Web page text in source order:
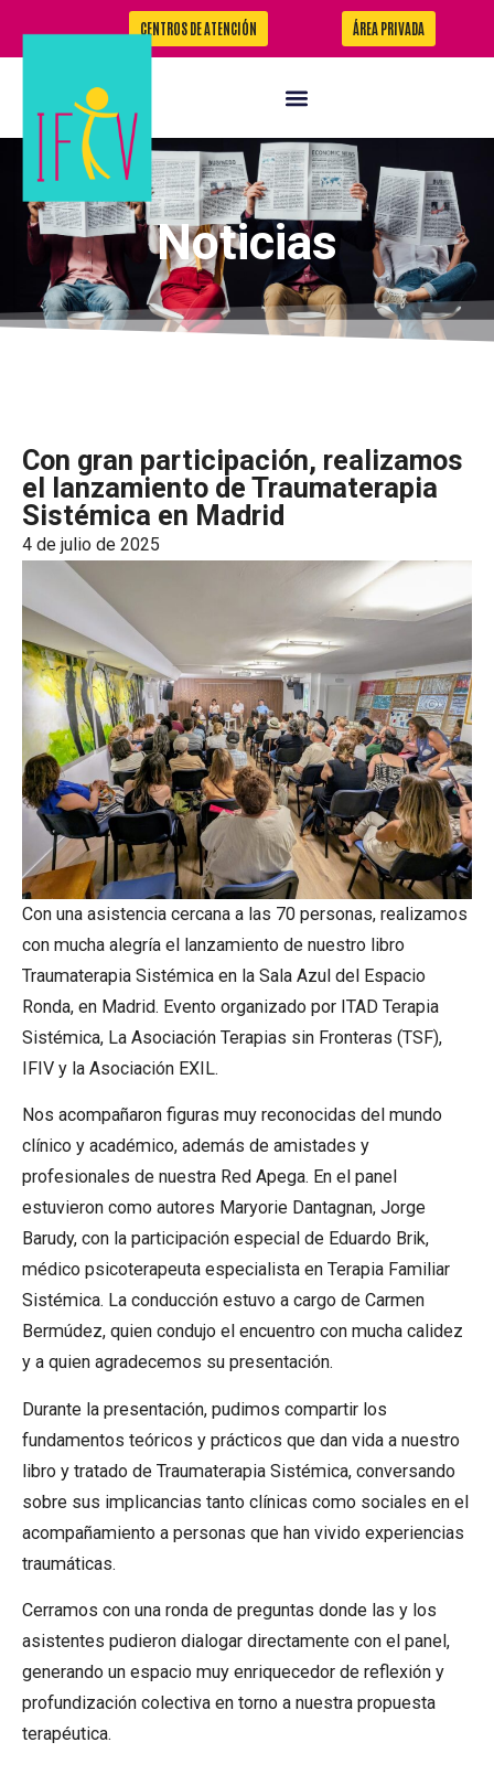
CENTROS DE ATENCIÓN ÁREA PRIVADA
Noticias
Con gran participación, realizamos
el lanzamiento de Traumaterapia
Sistémica en Madrid
4 de julio de 2025
Con una asistencia cercana a las 70 personas, realizamos
con mucha alegría el lanzamiento de nuestro libro
Traumaterapia Sistémica en la Sala Azul del Espacio
Ronda, en Madrid. Evento organizado por ITAD Terapia
Sistémica, La Asociación Terapias sin Fronteras (TSF),
IFIV y la Asociación EXIL.
Nos acompañaron figuras muy reconocidas del mundo
clínico y académico, además de amistades y
profesionales de nuestra Red Apega. En el panel
estuvieron como autores Maryorie Dantagnan, Jorge
Barudy, con la participación especial de Eduardo Brik,
médico psicoterapeuta especialista en Terapia Familiar
Sistémica. La conducción estuvo a cargo de Carmen
Bermúdez, quien condujo el encuentro con mucha calidez
y a quien agradecemos su presentación.
Durante la presentación, pudimos compartir los
fundamentos teóricos y prácticos que dan vida a nuestro
libro y tratado de Traumaterapia Sistémica, conversando
sobre sus implicancias tanto clínicas como sociales en el
acompañamiento a personas que han vivido experiencias
traumáticas.
Cerramos con una ronda de preguntas donde las y los
asistentes pudieron dialogar directamente con el panel,
generando un espacio muy enriquecedor de reflexión y
profundización colectiva en torno a nuestra propuesta
terapéutica.